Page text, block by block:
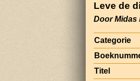
Leve de
Door Midas
Categorie
Titel